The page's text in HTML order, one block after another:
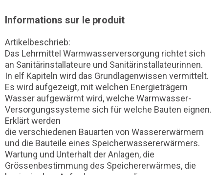
Informations sur le produit
Artikelbeschrieb:
Das Lehrmittel Warmwasserversorgung richtet sich
an Sanitärinstallateure und Sanitärinstallateurinnen.
In elf Kapiteln wird das Grundlagenwissen vermittelt.
Es wird aufgezeigt, mit welchen Energieträgern
Wasser aufgewärmt wird, welche Warmwasser-
Versorgungssysteme sich für welche Bauten eignen.
Erklärt werden
die verschiedenen Bauarten von Wassererwärmern
und die Bauteile eines Speicherwassererwärmers.
Wartung und Unterhalt der Anlagen, die
Grössenbestimmung des Speichererwärmes, die